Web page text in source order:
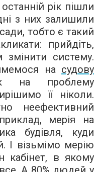
рік пішли
з них залишили
тобто є такий
прийдіть,
систему.
на судову
на проблему
її ніколи.
неефективний
мерія на
будівля, куди
І візьмімо мерію
в якому